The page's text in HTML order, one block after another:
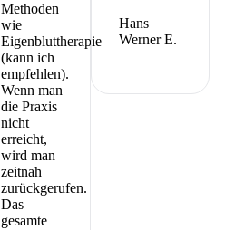
Methoden
wie
Eigenbluttherapie
(kann ich
empfehlen).
Wenn man
die Praxis
nicht
erreicht,
wird man
zeitnah
zurückgerufen.
Das
gesamte
Hans
Werner E.